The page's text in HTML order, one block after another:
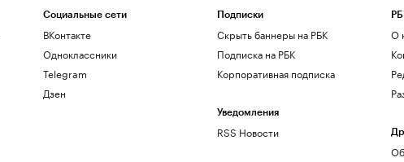
Социальные сети
ВКонтакте
Одноклассники
Telegram
Дзен
Подписки
Скрыть баннеры на РБК
Подписка на РБК
Корпоративная подписка
Уведомления
RSS Новости
О